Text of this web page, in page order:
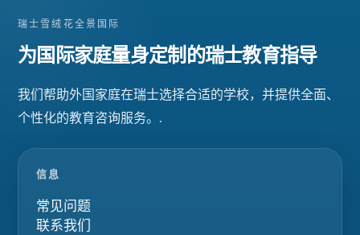
瑞士雪绒花全景国际
为国际家庭量身定制的瑞士教育指导
我们帮助外国家庭在瑞士选择合适的学校，并提供全面、
个性化的教育咨询服务。.
信息
常见问题
联系我们